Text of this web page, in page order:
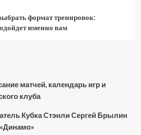
формат тренировок:
именно вам
матчей, календарь игр и
клуба
Кубка Стэнли Сергей Брылин